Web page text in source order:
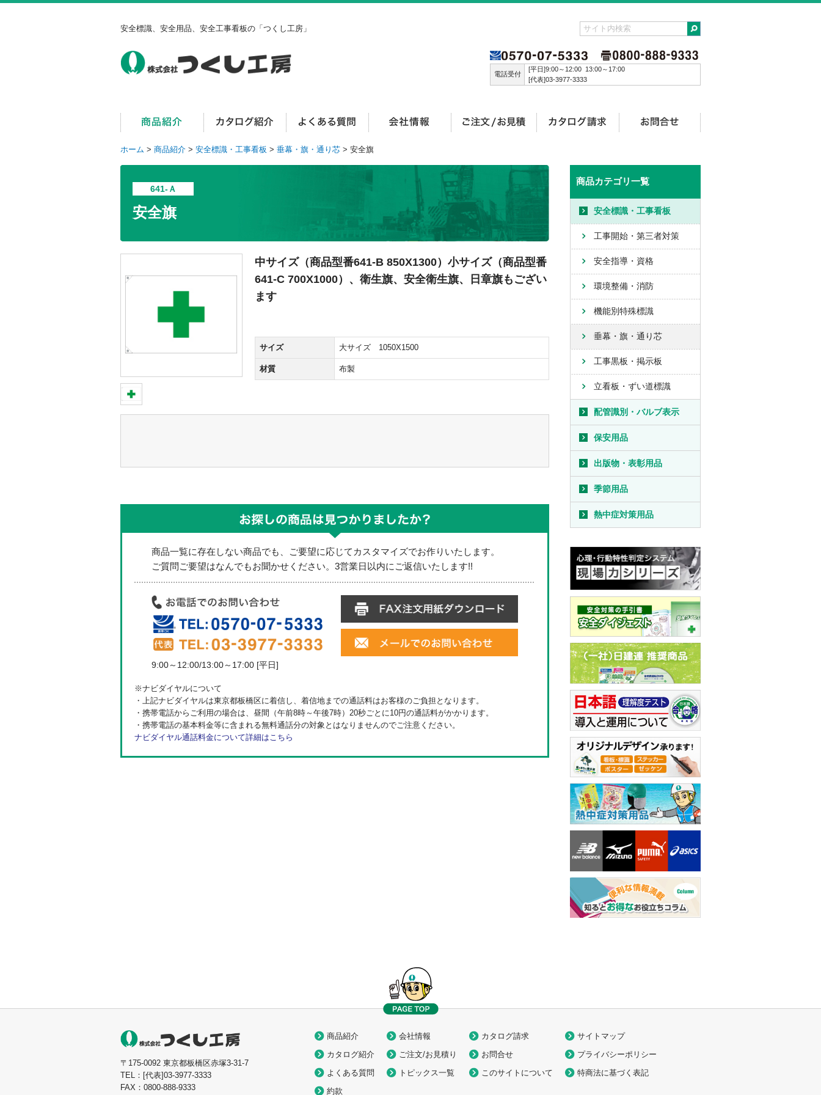
安全標識、安全用品、安全工事看板の「つくし工房」
電話受付
[平日]9:00～12:00 13:00～17:00
[代表]03-3977-3333
ホーム > 商品紹介 > 安全標識・工事看板 > 垂幕・旗・通り芯 > 安全旗
641-Ａ
安全旗
中サイズ（商品型番641-B 850X1300）小サイズ（商品型番
641-C 700X1000）、衛生旗、安全衛生旗、日章旗もござい
ます
サイズ 大サイズ 1050X1500
材質 布製
商品一覧に存在しない商品でも、ご要望に応じてカスタマイズでお作りいたします。
ご質問ご要望はなんでもお聞かせください。3営業日以内にご返信いたします!!
9:00～12:00/13:00～17:00 [平日]
※ナビダイヤルについて
・上記ナビダイヤルは東京都板橋区に着信し、着信地までの通話料はお客様のご負担となります。
・携帯電話からご利用の場合は、昼間（午前8時～午後7時）20秒ごとに10円の通話料がかかります。
・携帯電話の基本料金等に含まれる無料通話分の対象とはなりませんのでご注意ください。
ナビダイヤル通話料金について詳細はこちら
商品カテゴリ一覧
安全標識・工事看板
工事開始・第三者対策
安全指導・資格
環境整備・消防
機能別特殊標識
垂幕・旗・通り芯
工事黒板・掲示板
立看板・ずい道標識
配管識別・バルブ表示
保安用品
出版物・表彰用品
季節用品
熱中症対策用品
〒175-0092 東京都板橋区赤塚3-31-7
TEL：[代表]03-3977-3333
FAX：0800-888-9333
商品紹介
カタログ紹介
よくある質問
約款
会社情報
ご注文/お見積り
トピックス一覧
カタログ請求
お問合せ
このサイトについて
サイトマップ
プライバシーポリシー
特商法に基づく表記